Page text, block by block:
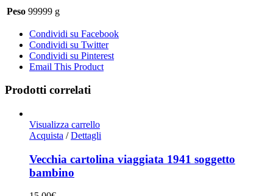
Peso 99999 g
Condividi su Facebook
Condividi su Twitter
Condividi su Pinterest
Email This Product
Prodotti correlati
Visualizza carrello
Acquista / Dettagli
Vecchia cartolina viaggiata 1941 soggetto
bambino